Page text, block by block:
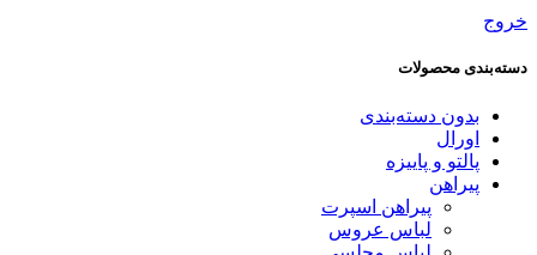
خروج
دسته‌بندی محصولات
بدون دسته‌بندی
اورال
پالتو و پاییزه
پیراهن
پیراهن اسپرت
لباس عروس